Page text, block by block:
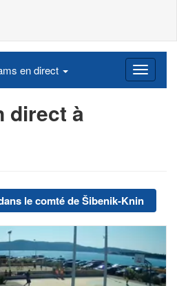
en direct
direct à
le comté de Šibenik-Knin